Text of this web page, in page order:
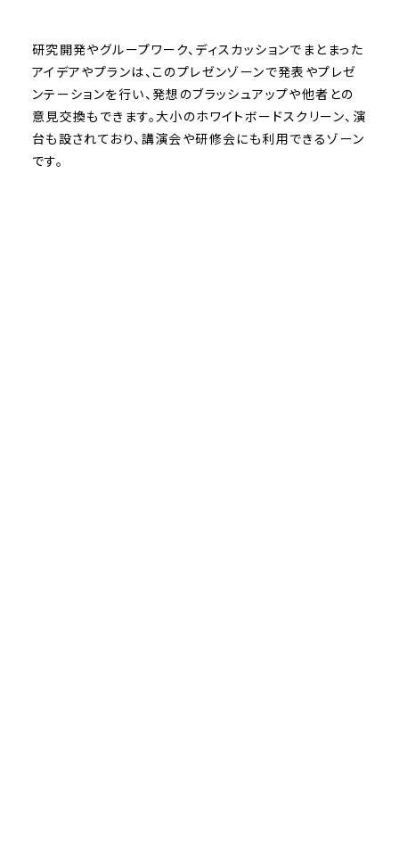
研究開発やグループワーク、ディスカッションでまとまった
アイデアやプランは、このプレゼンゾーンで発表やプレゼ
ンテーションを行い、発想のブラッシュアップや他者との
意見交換もできます。大小のホワイトボードスクリーン、演
台も設されており、講演会や研修会にも利用できるゾーン
です。